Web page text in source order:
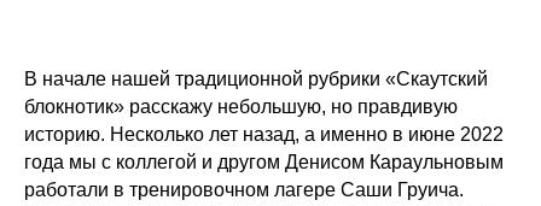
В начале нашей традиционной рубрики «Скаутский
блокнотик» расскажу небольшую, но правдивую
историю. Несколько лет назад, а именно в июне 2022
года мы с коллегой и другом Денисом Караульновым
работали в тренировочном лагере Саши Груича.